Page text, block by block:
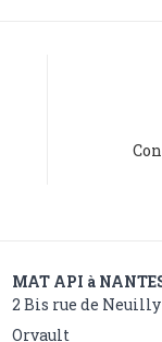
MAT API à
2 Bis rue de Neuilly
Orvault